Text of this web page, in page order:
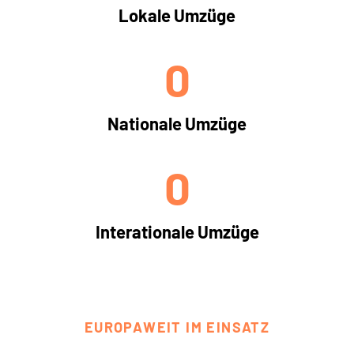
Lokale Umzüge
Nationale Umzüge
0
Interationale Umzüge
0
EUROPAWEIT IM EINSATZ